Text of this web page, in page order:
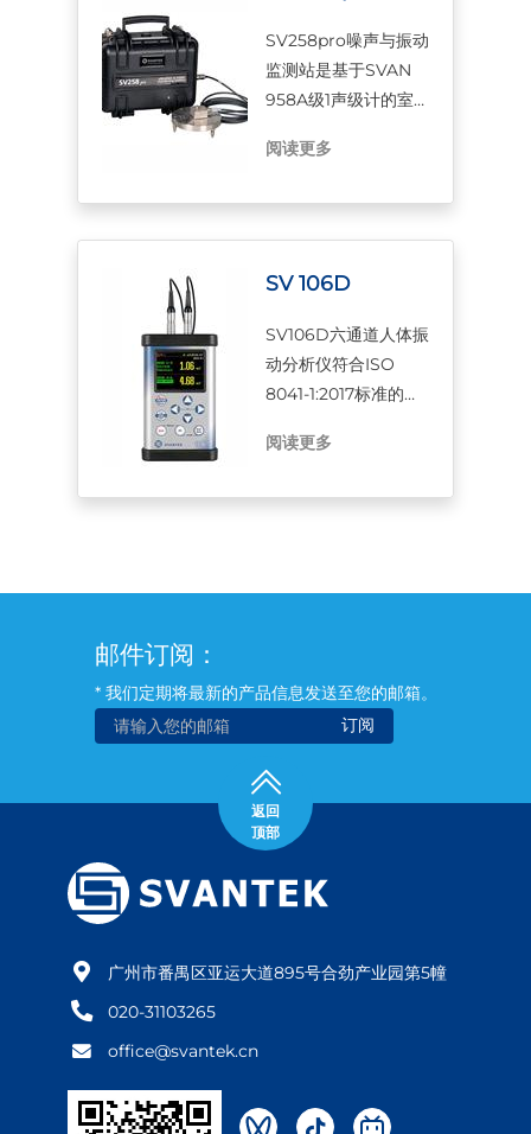
SV258pro噪声与振动
监测站是基于SVAN
958A级1声级计的室
和电池供电站可用于
和爆破。防护等级为
IP 65的外壳包含一个
外部电池或小型太阳
能电池板，可以轻松
延长电池的工作时
阅读更多
SV 106D
SV106D六通道人体振
动分析仪符合ISO
8041-1:2017标准的要
1、2和5、ISO 5349
座椅传输测量）。
阅读更多
邮件订阅：
* 我们定期将最新的产品信息发送至您的邮箱。
返回
顶部
广州市番禺区亚运大道895号合劲产业园第5幢
020-31103265
office@svantek.cn